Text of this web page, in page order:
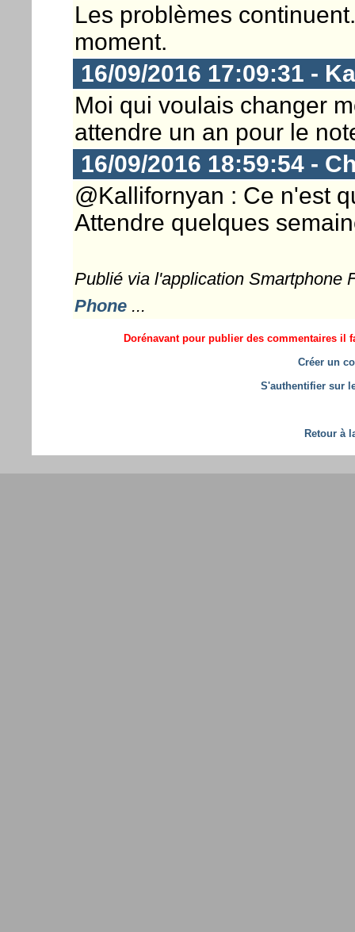
Les problèmes
moment.
16/09/2016 17:09:31 -
Moi qui voulais changer
attendre un an pour le
16/09/2016 18:59:54 -
@Kallifornyan : Ce n'est
Attendre quelques
Publié via l'application Smartphone
Phone...
Dorénavant pour publier des commentaires il
Créer un
S'authentifier sur
Retour à